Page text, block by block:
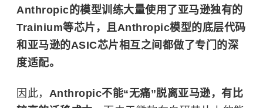
Anthropic的模型训练大量使用了亚马逊独有的
Trainium等芯片，且Anthropic模型的底层代码
和亚马逊的ASIC芯片相互之间都做了专门的深
度适配。
因此， Anthropic不能“无痛”脱离亚马逊，有比